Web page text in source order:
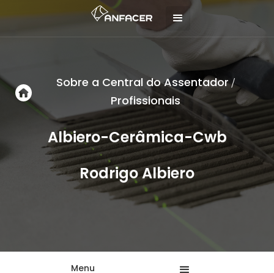
Sobre a Central do Assentador/
Profissionais
Albiero-Cerâmica-Cwb
Rodrigo Albiero
Menu